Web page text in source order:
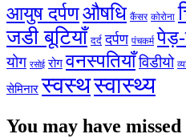
आयुष दर्पणऔषधि कैंसर कोरोना
जडी बूटियाँ दर्द दर्पण पंचकर्म पेड़-
योग रसोई रोग वनस्पतियाँविडीयो
सेमिनार स्वस्थस्वास्थ्य
You may have missed